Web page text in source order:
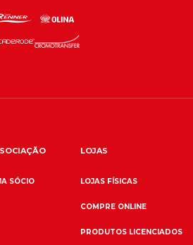
SÓCIO
LOJAS
LOJAS FÍSICAS
COMPRE ONLINE
PRODUTOS LICENCIADOS